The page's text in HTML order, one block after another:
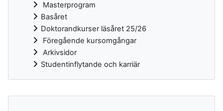
Masterprogram
Basåret
Doktorandkurser läsåret 25/26
Föregående kursomgångar
Arkivsidor
Studentinflytande och karriär